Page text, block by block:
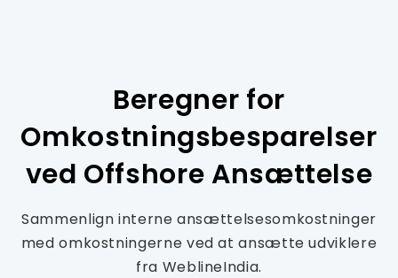
Beregner for
Omkostningsbesparelser
ved Offshore Ansættelse
Sammenlign interne ansættelsesomkostninger
med omkostningerne ved at ansætte udviklere
fra WeblineIndia.